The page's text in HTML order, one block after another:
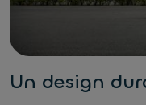
Un design